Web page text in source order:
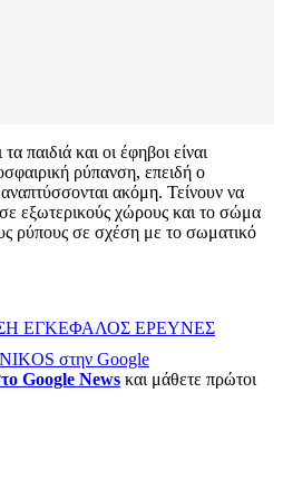
παιδιά και οι έφηβοι είναι
ρύπανση, επειδή ο
ακόμη. Τείνουν να
εξωτερικούς χώρους και το σώμα
ρύπους σε σχέση με το σωματικό
ΕΓΚΕΦΑΛΟΣ ΕΡΕΥΝΕΣ
στην Google
Google News και μάθετε πρώτοι